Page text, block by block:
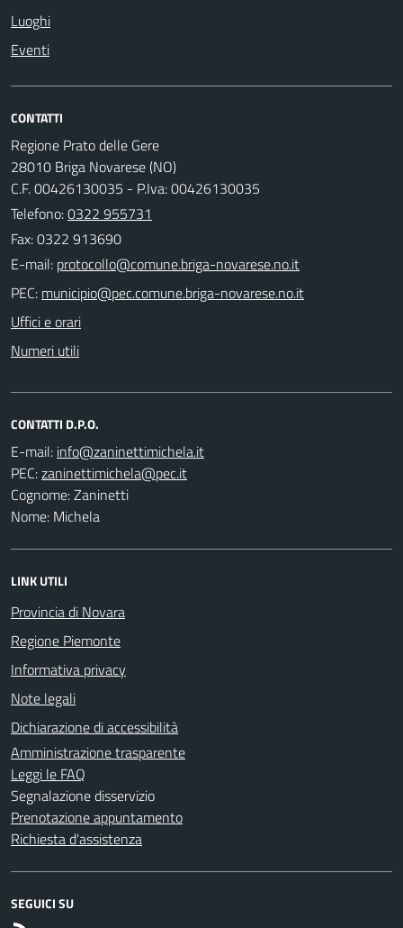
Luoghi
Eventi
CONTATTI
Regione Prato delle Gere
28010 Briga Novarese (NO)
C.F. 00426130035 - P.Iva: 00426130035
Telefono:0322 955731
Fax: 0322 913690
E-mail:
PEC:
Uffici e orari
Numeri utili
CONTATTI D.P.O.
E-mail:
PEC:
Cognome: Zaninetti
Nome: Michela
LINK UTILI
Provincia di Novara
Regione Piemonte
Informativa privacy
Note legali
Dichiarazione di accessibilità
Amministrazione trasparente
Leggi le FAQ
Segnalazione disservizio
Prenotazione appuntamento
Richiesta d'assistenza
SEGUICI SU